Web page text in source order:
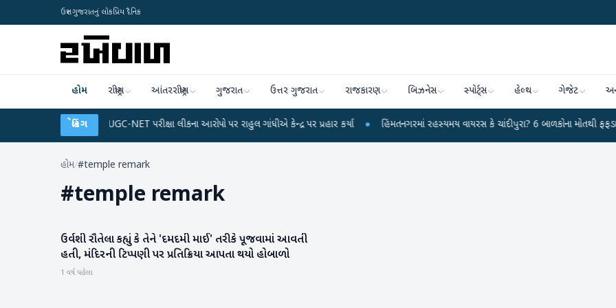
ઉત્તર ગુજરાતનું લોકપ્રિય દૈનિક
હોમ રાષ્ટ્રીય આંતરરાષ્ટ્રીય ગુજરાત ઉત્તર ગુજરાત રાજકારણ બિઝનેસ સ્પોર્ટ્સ હેલ્થ ગેજેટ
બ્રેકિંગUGC-NET પરીક્ષા લીકના આરોપો પર રાહુલ ગાંધીએ કેન્દ્ર પર પ્રહાર કર્યા ● હિંમતનગરમાં રહસ્યમય વાયરસ કે ચાંદીપુરા? 6 બાળકોના મોતથી ફફડાટ ●
હોમ/#temple remark
#temple remark
મનોરંજન
ઉર્વશી રૌતેલા કહ્યું કે તેને 'દમદમી માઈ' તરીકે પૂજવામાં આવતી
હતી, મંદિરની ટિપ્પણી પર પ્રતિક્રિયા આપતા થયો હોબાળો
1 વર્ષ પહેલા